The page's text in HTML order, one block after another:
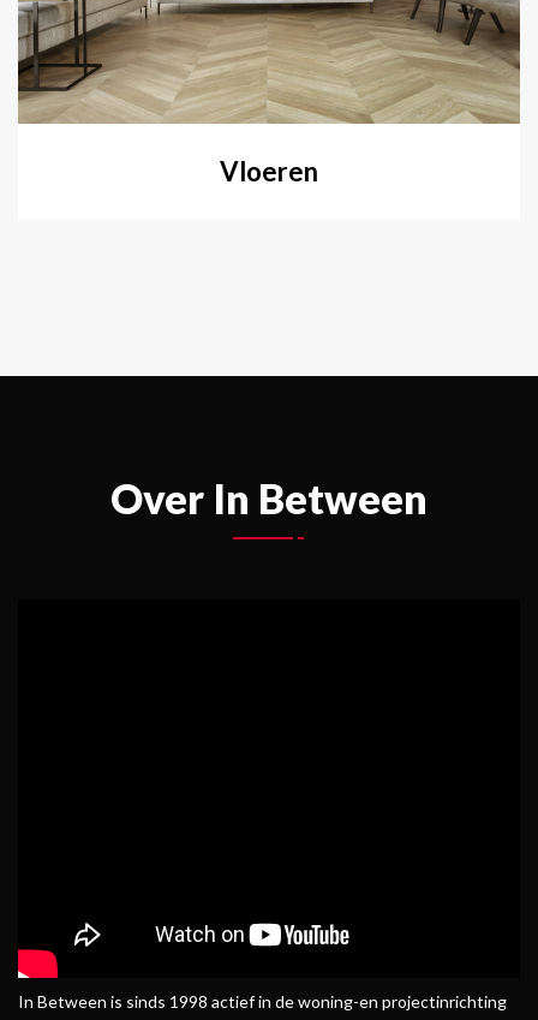
Vloeren
Over In Between
In Between is sinds 1998 actief in de woning-en projectinrichting